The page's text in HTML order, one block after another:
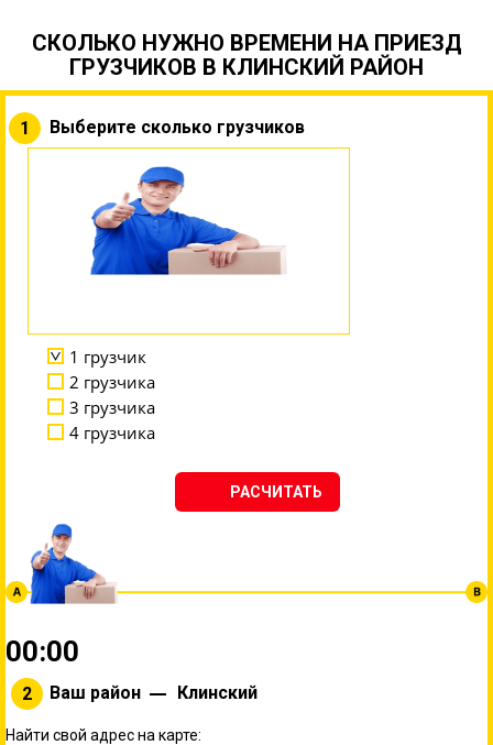
СКОЛЬКО НУЖНО ВРЕМЕНИ НА ПРИЕЗД
ГРУЗЧИКОВ В КЛИНСКИЙ РАЙОН
Выберите сколько грузчиков
1 грузчик
2 грузчика
3 грузчика
4 грузчика
РАСЧИТАТЬ
00:00
Ваш район Клинский
Найти свой адрес на карте: